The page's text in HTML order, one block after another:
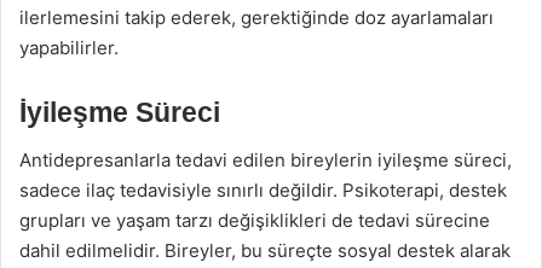
ilerlemesini takip ederek, gerektiğinde doz ayarlamaları
yapabilirler.
İyileşme Süreci
Antidepresanlarla tedavi edilen bireylerin iyileşme süreci,
sadece ilaç tedavisiyle sınırlı değildir. Psikoterapi, destek
grupları ve yaşam tarzı değişiklikleri de tedavi sürecine
dahil edilmelidir. Bireyler, bu süreçte sosyal destek alarak